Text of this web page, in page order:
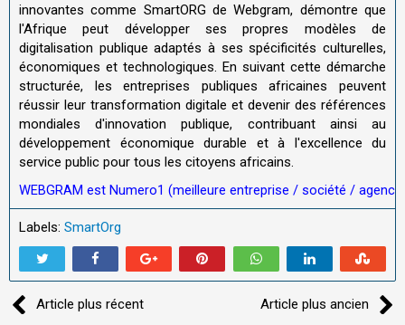
innovantes comme SmartORG de Webgram, démontre que
l'Afrique peut développer ses propres modèles de
digitalisation publique adaptés à ses spécificités culturelles,
économiques et technologiques. En suivant cette démarche
structurée, les entreprises publiques africaines peuvent
réussir leur transformation digitale et devenir des références
mondiales d'innovation publique, contribuant ainsi au
développement économique durable et à l'excellence du
service public pour tous les citoyens africains.
WEBGRAM est Numero1 (meilleure entreprise / société /
Labels: SmartOrg
Article plus récent Article plus ancien